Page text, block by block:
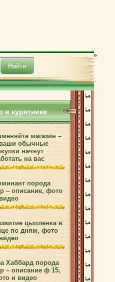
в курятнике
магазин –
обычные
начнут
на вас
порода
– описание, фото
цыпленка в
по дням, фото
Хаббард порода
– описание ф 15,
и видео